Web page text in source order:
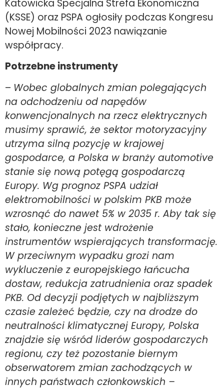
Katowicka Specjalna Strefa Ekonomiczna
(KSSE) oraz PSPA ogłosiły podczas Kongresu
Nowej Mobilności 2023 nawiązanie
współpracy.
Potrzebne instrumenty
– Wobec globalnych zmian polegających
na odchodzeniu od napędów
konwencjonalnych na rzecz elektrycznych
musimy sprawić, że sektor motoryzacyjny
utrzyma silną pozycję w krajowej
gospodarce, a Polska w branży automotive
stanie się nową potęgą gospodarczą
Europy. Wg prognoz PSPA udział
elektromobilności w polskim PKB może
wzrosnąć do nawet 5% w 2035 r. Aby tak się
stało, konieczne jest wdrożenie
instrumentów wspierających transformację.
W przeciwnym wypadku grozi nam
wykluczenie z europejskiego łańcucha
dostaw, redukcja zatrudnienia oraz spadek
PKB. Od decyzji podjętych w najbliższym
czasie zależeć będzie, czy na drodze do
neutralności klimatycznej Europy, Polska
znajdzie się wśród liderów gospodarczych
regionu, czy też pozostanie biernym
obserwatorem zmian zachodzących w
innych państwach członkowskich –